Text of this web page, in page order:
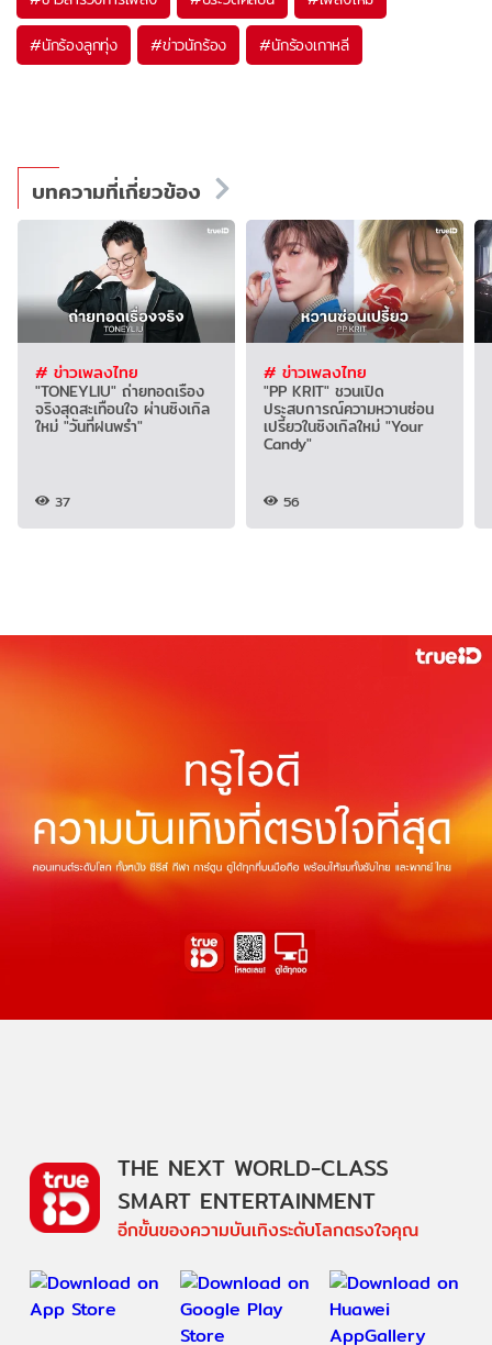
#นักร้องลูกทุ่ง #ข่าวนักร้อง #นักร้องเกาหลี
บทความที่เกี่ยวข้อง
# ข่าวเพลงไทย
"TONEYLIU" ถ่ายทอดเรื่อง
จริงสุดสะเทือนใจ ผ่านซิงเกิล
ใหม่ "วันที่ฝนพรำ"
37
# ข่าวเพลงไทย
"PP KRIT" ชวนเปิด
ประสบการณ์ความหวานซ่อน
เปรี้ยวในซิงเกิลใหม่ "Your
Candy"
56
THE NEXT WORLD-CLASS
SMART ENTERTAINMENT
อีกขั้นของความบันเทิงระดับโลกตรงใจคุณ